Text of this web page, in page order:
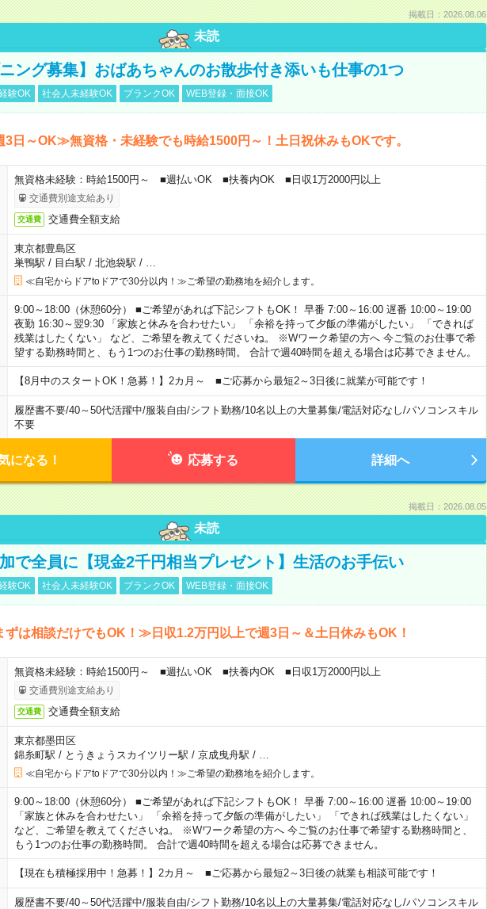
掲載日：2026.08.06
未読
ニング募集】おばあちゃんのお散歩付き添いも仕事の1つ
験OK 社会人未経験OK ブランクOK WEB登録・面接OK
日～OK≫無資格・未経験でも時給1500円～！土日祝休みもOKです。
無資格未経験：時給1500円～ ■週払いOK ■扶養内OK ■日収1万2000円以上
交通費別途支給あり
交通費 交通費全額支給
東京都豊島区
巣鴨駅 / 目白駅 / 北池袋駅 /
≪自宅からドアtoドアで30分以内！≫ご希望の勤務地を紹介します。
9:00～18:00（休憩60分） ■ご希望があれば下記シフトもOK！ 早番 7:00～16:00 遅番 10:00～19:00
夜勤 16:30～翌9:30 「家族と休みを合わせたい」 「余裕を持って夕飯の準備がしたい」 「できれば
残業はしたくない」 など、ご希望を教えてくださいね。 ※Wワーク希望の方へ 今ご覧のお仕事で希
望する勤務時間と、もう1つのお仕事の勤務時間。 合計で週40時間を超える場合は応募できません。
【8月中のスタートOK！急募！】2カ月～ ■ご応募から最短2～3日後に就業が可能です！
履歴書不要/40～50代活躍中/服装自由/シフト勤務/10名以上の大量募集/電話対応なし/パソコンスキル
不要
になる！ 応募する 詳細へ
掲載日：2026.08.05
未読
で全員に【現金2千円相当プレゼント】生活のお手伝い
験OK 社会人未経験OK ブランクOK WEB登録・面接OK
は相談だけでもOK！≫日収1.2万円以上で週3日～＆土日休みもOK！
無資格未経験：時給1500円～ ■週払いOK ■扶養内OK ■日収1万2000円以上
交通費別途支給あり
交通費 交通費全額支給
東京都墨田区
錦糸町駅 / とうきょうスカイツリー駅 / 京成曳舟駅 /
≪自宅からドアtoドアで30分以内！≫ご希望の勤務地を紹介します。
9:00～18:00（休憩60分） ■ご希望があれば下記シフトもOK！ 早番 7:00～16:00 遅番 10:00～19:00
「家族と休みを合わせたい」 「余裕を持って夕飯の準備がしたい」 「できれば残業はしたくない」
など、ご希望を教えてくださいね。 ※Wワーク希望の方へ 今ご覧のお仕事で希望する勤務時間と、
もう1つのお仕事の勤務時間。 合計で週40時間を超える場合は応募できません。
【現在も積極採用中！急募！】2カ月～ ■ご応募から最短2～3日後の就業も相談可能です！
履歴書不要/40～50代活躍中/服装自由/シフト勤務/10名以上の大量募集/電話対応なし/パソコンスキル